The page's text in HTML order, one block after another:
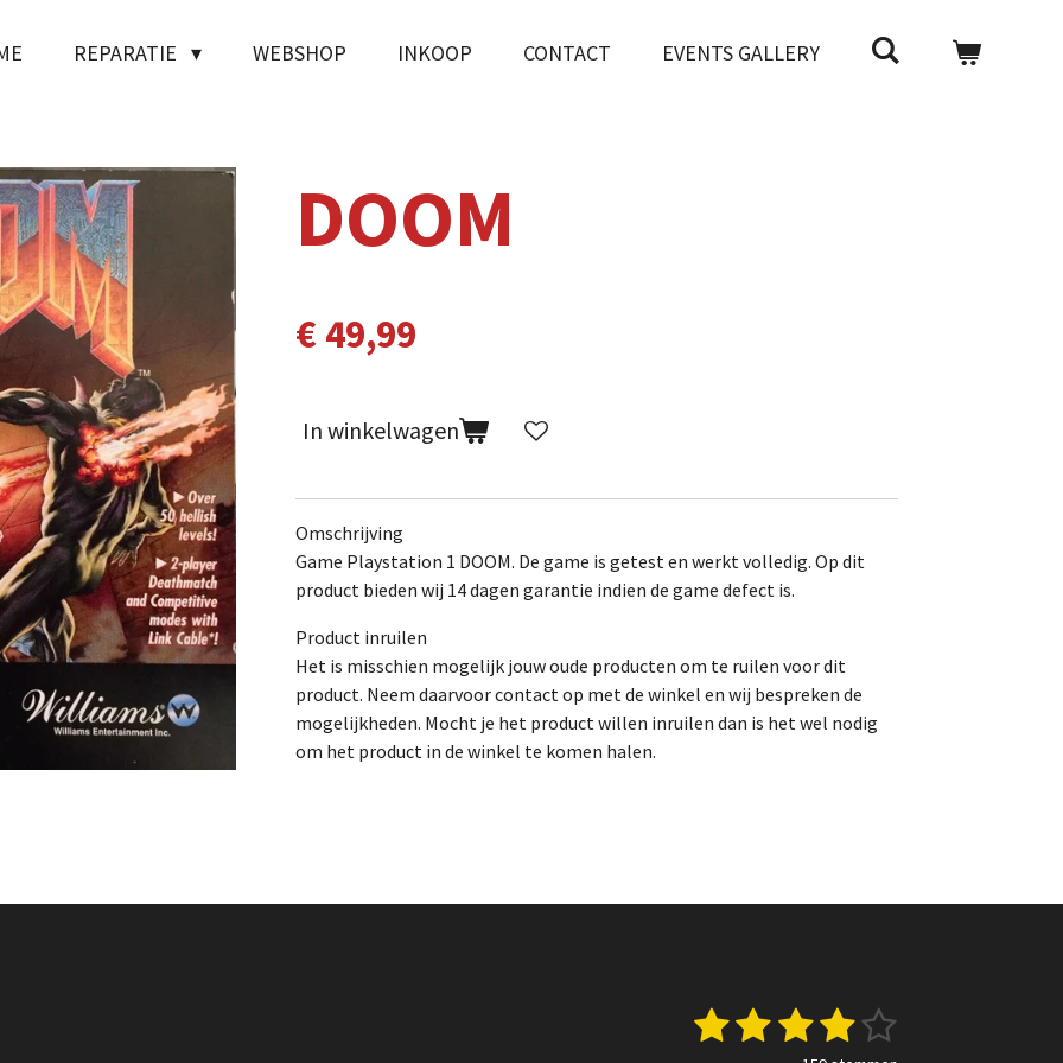
REPARATIE WEBSHOP INKOOP CONTACT EVENTS GALLERY
DOOM
€ 49,99
In winkelwagen
Omschrijving
Game Playstation 1 DOOM. De game is getest en werkt volledig. Op dit
product bieden wij 14 dagen garantie indien de game defect is.
Product inruilen
Het is misschien mogelijk jouw oude producten om te ruilen voor dit
product. Neem daarvoor contact op met de winkel en wij bespreken de
mogelijkheden. Mocht je het product willen inruilen dan is het wel nodig
om het product in de winkel te komen halen.
1 2 3 4 5